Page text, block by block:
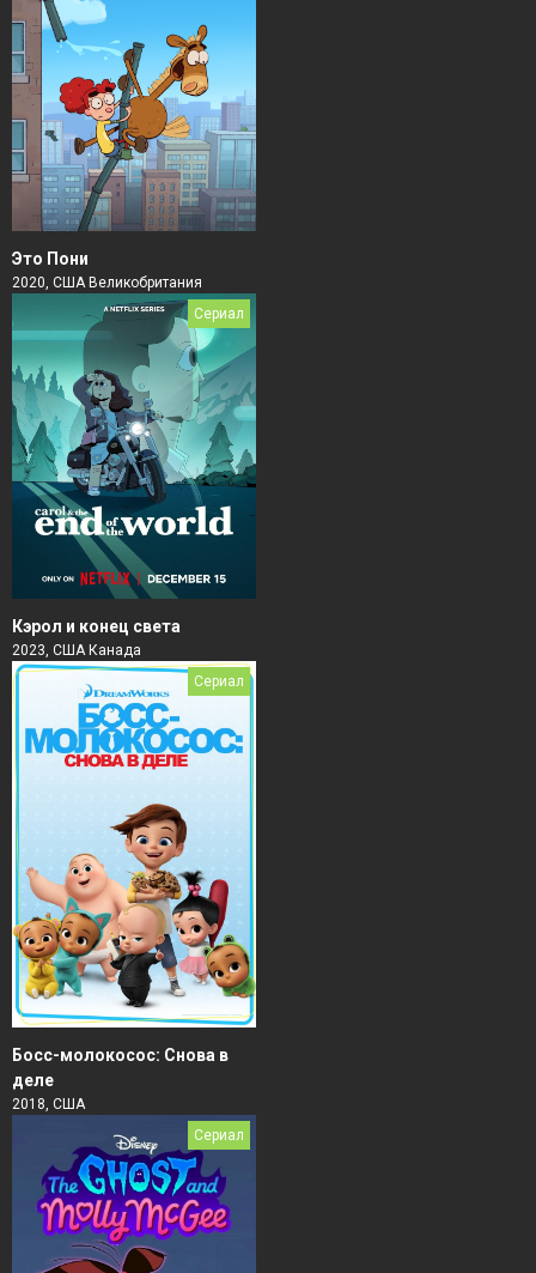
Это Пони
2020, США Великобритания
Сериал
Кэрол и конец света
2023, США Канада
Сериал
Босс-молокосос: Снова в
деле
2018, США
Сериал